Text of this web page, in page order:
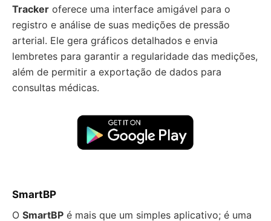
Tracker oferece uma interface amigável para o
registro e análise de suas medições de pressão
arterial. Ele gera gráficos detalhados e envia
lembretes para garantir a regularidade das medições,
além de permitir a exportação de dados para
consultas médicas.
SmartBP
O SmartBP é mais que um simples aplicativo; é uma